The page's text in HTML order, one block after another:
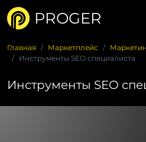
PROGER
Главная Маркетплейс
Инструменты SEO специалиста
Инструменты SEO